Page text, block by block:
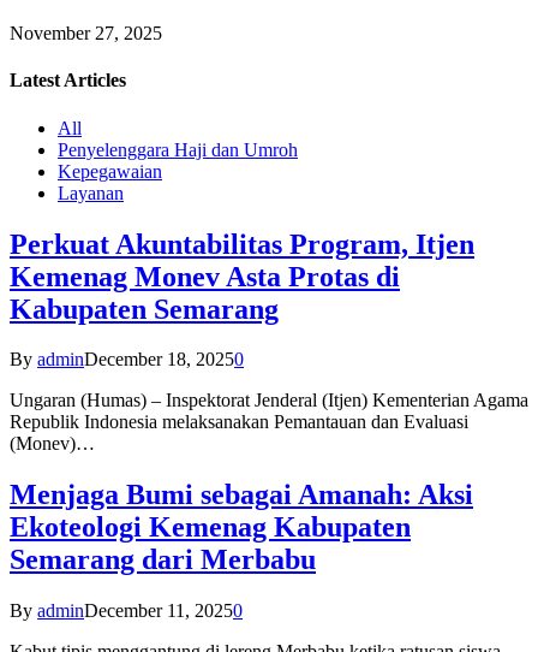
November 27, 2025
Latest Articles
All
Penyelenggara Haji dan Umroh
Kepegawaian
Layanan
Perkuat Akuntabilitas Program, Itjen
Kemenag Monev Asta Protas di
Kabupaten Semarang
By adminDecember 18, 20250
Ungaran (Humas) – Inspektorat Jenderal (Itjen) Kementerian Agama
Republik Indonesia melaksanakan Pemantauan dan Evaluasi
(Monev)…
Menjaga Bumi sebagai Amanah: Aksi
Ekoteologi Kemenag Kabupaten
Semarang dari Merbabu
By adminDecember 11, 20250